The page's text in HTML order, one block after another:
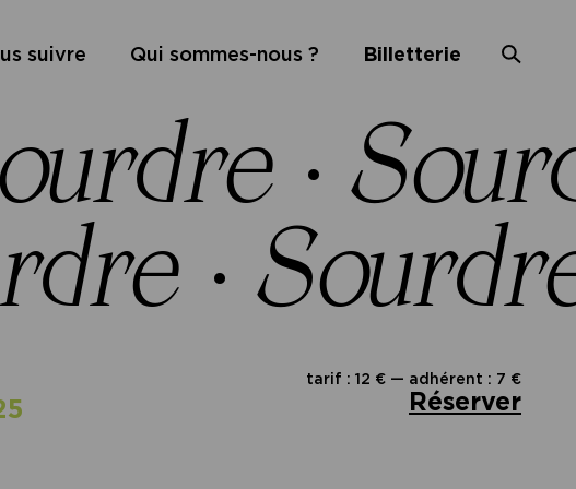
suivre Qui sommes-nous ? Billetterie
·
·
tarif : 12 € — adhérent : 7 €
Réserver